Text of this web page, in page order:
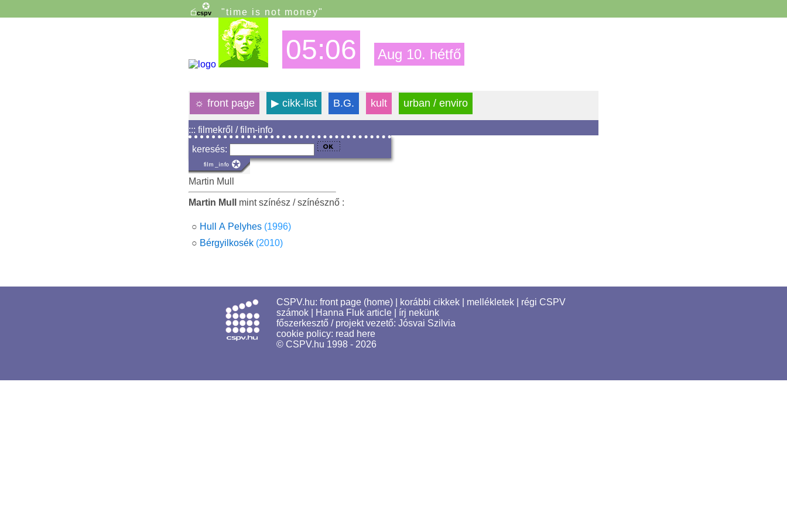
"time is not money"
05:06 Aug 10. hétfő
☼ front page ▶ cikk-list B.G. kult urban / enviro
::: filmekről / film-info
keresés:
Martin Mull
Martin Mull mint színész / színésznő :
○ Hull A Pelyhes (1996)
○ Bérgyilkosék (2010)
CSPV.hu: front page (home) korábbi cikkek mellékletek
régi CSPV
számok
Hanna Fluk article
írj nekünk
főszerkesztő / projekt vezető: Jósvai Szilvia
cookie policy: read here
© CSPV.hu 1998 - 2026